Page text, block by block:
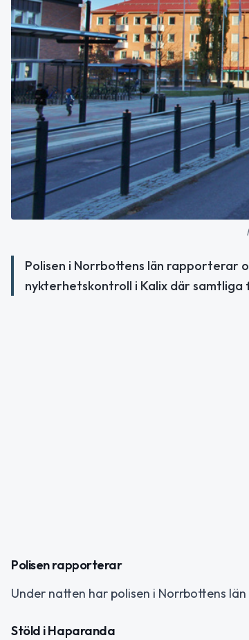
Polisen i Norrbottens län rapporterar
nykterhetskontroll i Kalix där samtliga
Polisen rapporterar
Under natten har polisen i Norrbottens
Stöld i Haparanda